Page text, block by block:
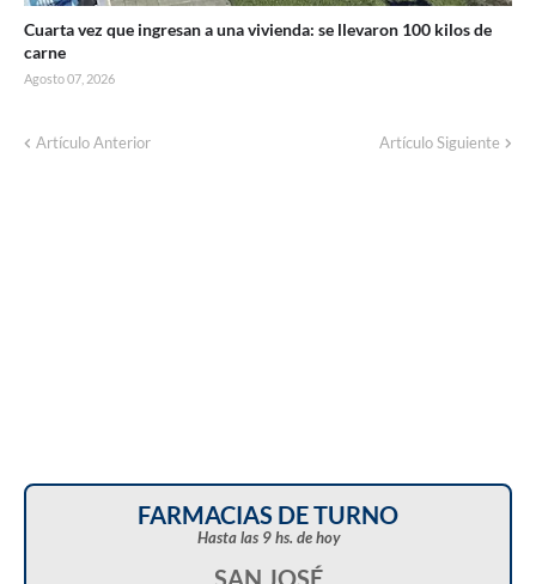
Cuarta vez que ingresan a una vivienda: se llevaron 100 kilos de
carne
Agosto 07, 2026
Artículo Anterior Artículo Siguiente
Corte de energía programado para este
FARMACIAS DE TURNO
Hasta las 9 hs. de hoy